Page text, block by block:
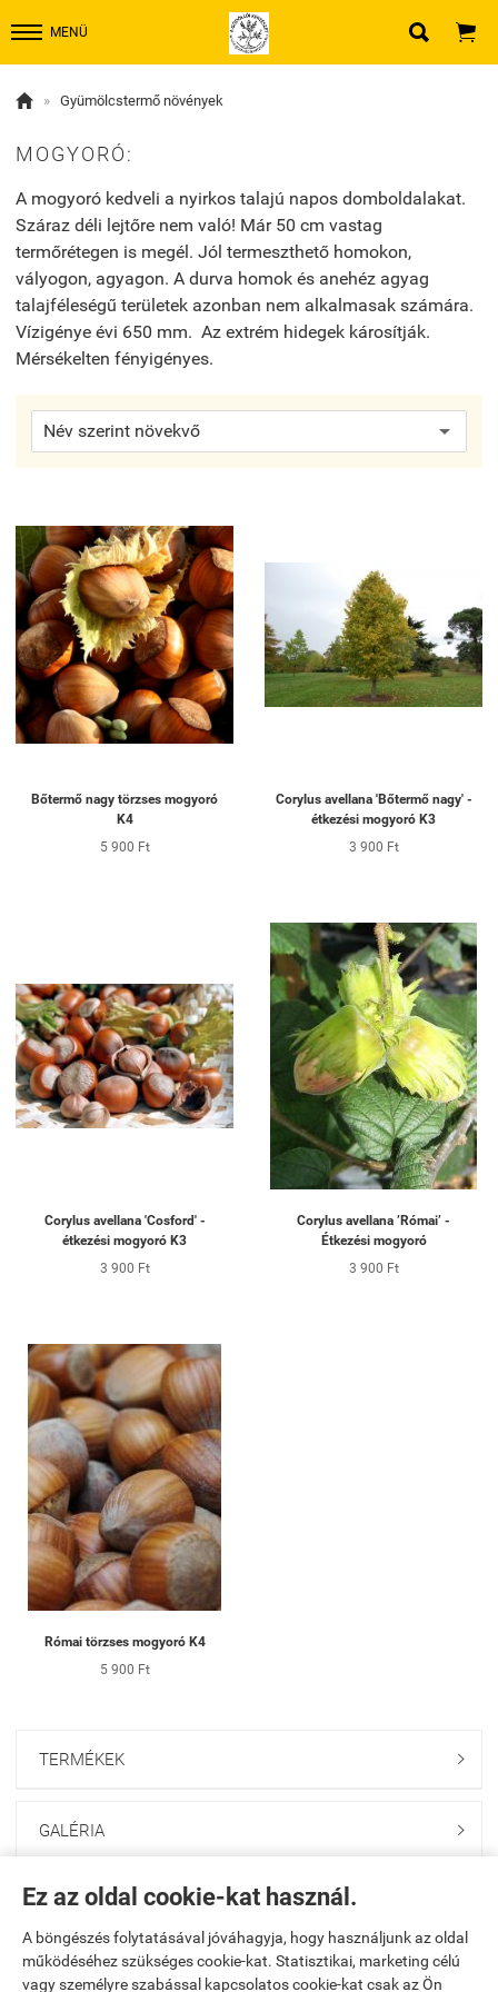
Ez az oldal cookie-kat használ.
A böngészés folytatásával jóváhagyja, hogy használjunk az oldal
működéséhez szükséges cookie-kat. Statisztikai, marketing célú
vagy személyre szabással kapcsolatos cookie-kat csak az Ön
MENÜ  
 » Gyümölcstermő növények
MOGYORÓ:
A mogyoró kedveli a nyirkos talajú napos domboldalakat.
Száraz déli lejtőre nem való! Már 50 cm vastag
termőrétegen is megél. Jól termeszthető homokon,
vályogon, agyagon. A durva homok és anehéz agyag
talajféleségű területek azonban nem alkalmasak számára.
Vízigénye évi 650 mm. Az extrém hidegek károsítják.
Mérsékelten fényigényes.
Bőtermő nagy törzses mogyoró
K4
5 900 Ft
Corylus avellana 'Bőtermő nagy' -
étkezési mogyoró K3
3 900 Ft
Corylus avellana 'Cosford' -
étkezési mogyoró K3
3 900 Ft
Corylus avellana ’Római’ -
Étkezési mogyoró
3 900 Ft
Római törzses mogyoró K4
5 900 Ft
TERMÉKEK 
GALÉRIA 
ONLINE GAZDABOLT
Saját fiók